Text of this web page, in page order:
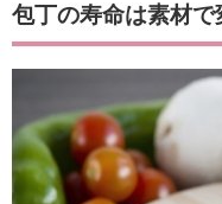
包丁の寿命は素材で